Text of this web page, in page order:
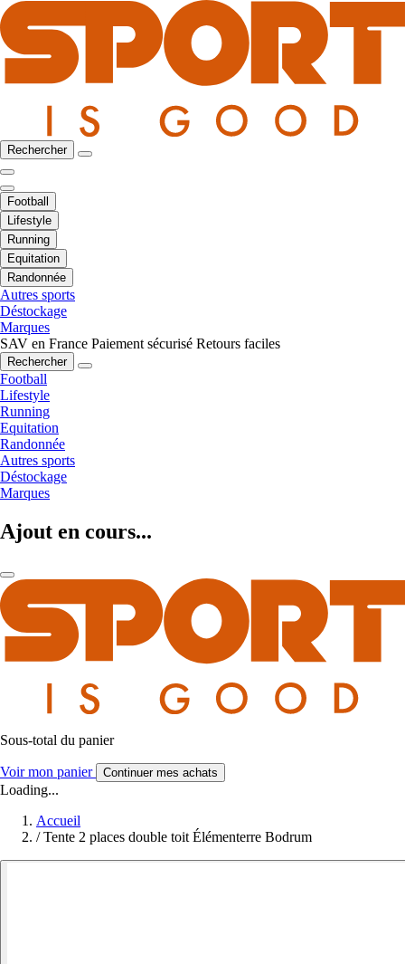
Rechercher
Football
Lifestyle
Running
Equitation
Randonnée
Autres sports
Déstockage
Marques
SAV en France Paiement sécurisé Retours faciles
Rechercher
Football
Lifestyle
Running
Equitation
Randonnée
Autres sports
Déstockage
Marques
Ajout en cours...
Sous-total du panier
Voir mon panier Continuer mes achats
Loading...
Accueil
/ Tente 2 places double toit Élémenterre Bodrum